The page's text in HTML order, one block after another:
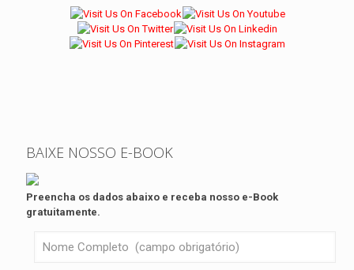
BAIXE NOSSO E-BOOK
Preencha os dados abaixo e receba nosso e-Book
gratuitamente.